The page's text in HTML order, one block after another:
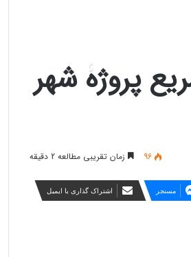
پروژۀ شهر
96 زمان تقریبی مطالعه 2 دقیقه
مسنجر اشتراک گذاری با ایمیل